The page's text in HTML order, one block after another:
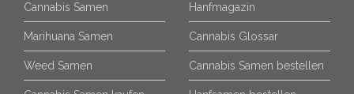
Cannabis Samen
Marihuana Samen
Weed Samen
Hanfmagazin
Cannabis Glossar
Cannabis Samen bestellen